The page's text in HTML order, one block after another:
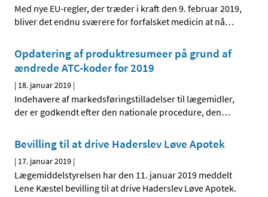
Med nye EU-regler, der træder i kraft den 9. februar 2019,
bliver det endnu sværere for forfalsket medicin at nå…
Opdatering af produktresumeer på grund af
ændrede ATC-koder for 2019
| 18. januar 2019 |
Indehavere af markedsføringstilladelser til lægemidler,
der er godkendt efter den nationale procedure, den…
Bevilling til at drive Haderslev Løve Apotek
| 17. januar 2019 |
Lægemiddelstyrelsen har den 11. januar 2019 meddelt
Lene Kæstel bevilling til at drive Haderslev Løve Apotek.